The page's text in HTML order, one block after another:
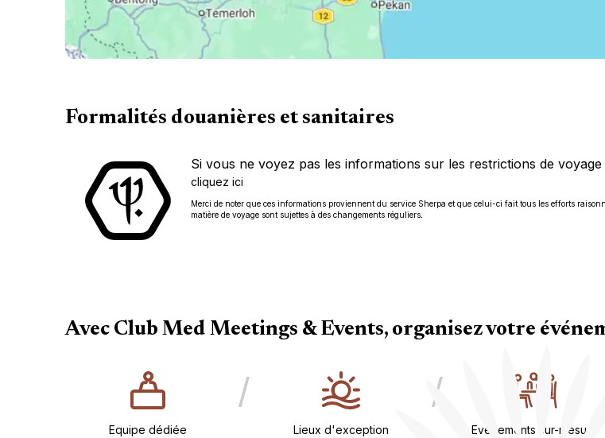
Formalités douanières et sanitaires
Si vous ne voyez pas les informations sur les restrictions de voyage
cliquez ici
Merci de noter que ces informations proviennent du service Sherpa et que celui-ci fait tous les efforts
matière de voyage sont sujettes à des changements réguliers.
Avec Club Med Meetings & Events, organisez votre
Equipe dédiée
/
Lieux d'exception
/
Evénements sur-mesure